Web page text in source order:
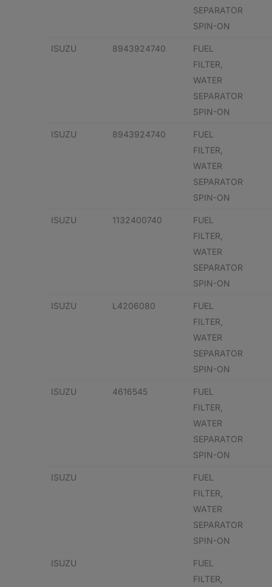
SEPARATOR
SPIN-ON
ISUZU 8943924740
FUEL
FILTER,
WATER
SEPARATOR
SPIN-ON
ISUZU 8943924740
FUEL
FILTER,
WATER
SEPARATOR
SPIN-ON
ISUZU 1132400740
FUEL
FILTER,
WATER
SEPARATOR
SPIN-ON
ISUZU L4206080
FUEL
FILTER,
WATER
SEPARATOR
SPIN-ON
ISUZU 4616545
FUEL
FILTER,
WATER
SEPARATOR
SPIN-ON
ISUZU
FUEL
FILTER,
WATER
SEPARATOR
SPIN-ON
ISUZU
FUEL
FILTER,